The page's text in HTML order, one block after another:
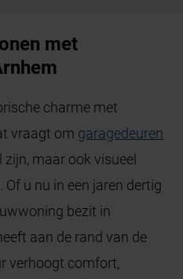
met
charme met
vraagt om garagedeuren
maar ook visueel
u nu in een jaren dertig
bezit in
aan de rand van de
verhoogt comfort,